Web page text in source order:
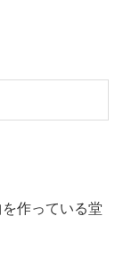
作っている堂